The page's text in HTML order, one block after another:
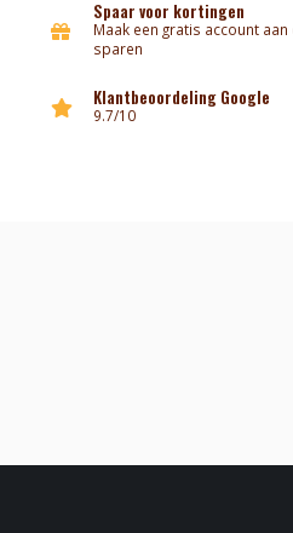
Spaar voor kortingen
Maak een gratis account
sparen
Klantbeoordeling Google
9.7/10